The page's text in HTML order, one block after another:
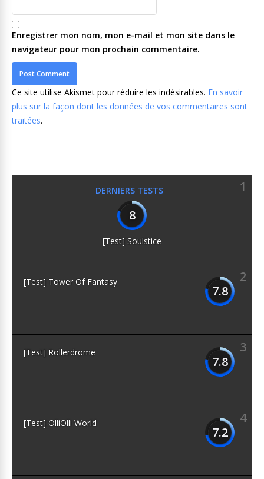
Enregistrer mon nom, mon e-mail et mon site dans le
navigateur pour mon prochain commentaire.
Ce site utilise Akismet pour réduire les indésirables. En savoir
plus sur la façon dont les données de vos commentaires sont
traitées.
DERNIERS TESTS
1
8
[Test] Soulstice
2
7.8
[Test] Tower Of Fantasy
3
7.8
[Test] Rollerdrome
4
7.2
[Test] OlliOlli World